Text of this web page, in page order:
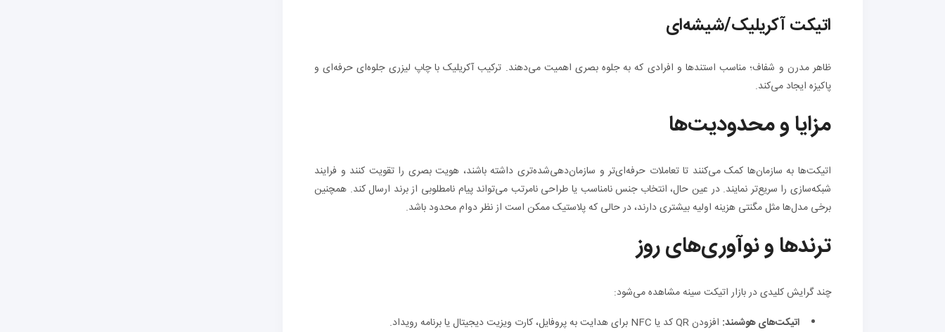
اتیکت آکریلیک/شیشه‌ای
ظاهر مدرن و شفاف؛ مناسب استندها و افرادی که به جلوه بصری اهمیت می‌دهند. ترکیب آکریلیک با چاپ لیزری جلوه‌ای حرفه‌ای و
پاکیزه ایجاد می‌کند.
مزایا و محدودیت‌ها
اتیکت‌ها به سازمان‌ها کمک می‌کنند تا تعاملات حرفه‌ای‌تر و سازمان‌دهی‌شده‌تری داشته باشند، هویت بصری را تقویت کنند و فرایند
شبکه‌سازی را سریع‌تر نمایند. در عین حال، انتخاب جنس نامناسب یا طراحی نامرتب می‌تواند پیام نامطلوبی از برند ارسال کند. همچنین
برخی مدل‌ها مثل مگنتی هزینه اولیه بیشتری دارند، در حالی که پلاستیک ممکن است از نظر دوام محدود باشد.
ترندها و نوآوری‌های روز
چند گرایش کلیدی در بازار اتیکت سینه مشاهده می‌شود:
اتیکت‌های هوشمند: افزودن QR کد یا NFC برای هدایت به پروفایل، کارت ویزیت دیجیتال یا برنامه رویداد.